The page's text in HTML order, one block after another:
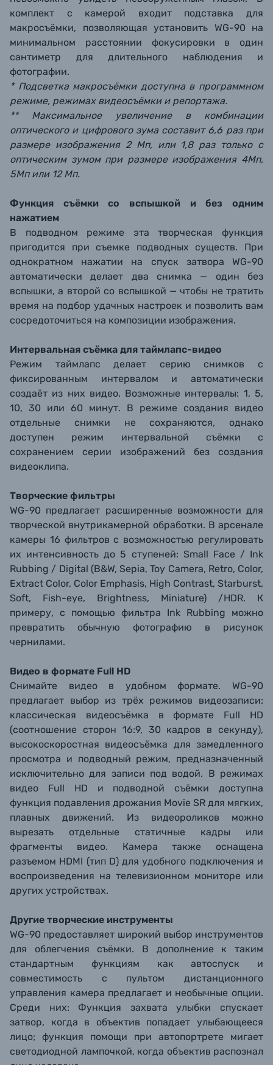
комплект с камерой входит подставка для
макросъёмки, позволяющая установить WG-90 на
минимальном расстоянии фокусировки в один
сантиметр для длительного наблюдения и
фотографии.
* Подсветка макросъёмки доступна в программном
режиме, режимах видеосъёмки и репортажа.
** Максимальное увеличение в комбинации
оптического и цифрового зума составит 6,6 раз при
размере изображения 2 Мп, или 1,8 раз только с
оптическим зумом при размере изображения 4Мп,
5Мп или 12 Мп.
Функция съёмки со вспышкой и без одним
нажатием
В подводном режиме эта творческая функция
пригодится при съемке подводных существ. При
однократном нажатии на спуск затвора WG-90
автоматически делает два снимка — один без
вспышки, а второй со вспышкой — чтобы не тратить
время на подбор удачных настроек и позволить вам
сосредоточиться на композиции изображения.
Интервальная съёмка для таймлапс-видео
Режим таймлапс делает серию снимков с
фиксированным интервалом и автоматически
создаёт из них видео. Возможные интервалы: 1, 5,
10, 30 или 60 минут. В режиме создания видео
отдельные снимки не сохраняются, однако
доступен режим интервальной съёмки с
сохранением серии изображений без создания
видеоклипа.
Творческие фильтры
WG-90 предлагает расширенные возможности для
творческой внутрикамерной обработки. В арсенале
камеры 16 фильтров с возможностью регулировать
их интенсивность до 5 ступеней: Small Face / Ink
Rubbing / Digital (B&W, Sepia, Toy Camera, Retro, Color,
Extract Color, Color Emphasis, High Contrast, Starburst,
Soft, Fish-eye, Brightness, Miniature) /HDR. К
примеру, с помощью фильтра Ink Rubbing можно
превратить обычную фотографию в рисунок
чернилами.
Видео в формате Full HD
Снимайте видео в удобном формате. WG-90
предлагает выбор из трёх режимов видеозаписи:
классическая видеосъёмка в формате Full HD
(соотношение сторон 16:9, 30 кадров в секунду),
высокоскоростная видеосъёмка для замедленного
просмотра и подводный режим, предназначенный
исключительно для записи под водой. В режимах
видео Full HD и подводной съёмки доступна
функция подавления дрожания Movie SR для мягких,
плавных движений. Из видеороликов можно
вырезать отдельные статичные кадры или
фрагменты видео. Камера также оснащена
разъемом HDMI (тип D) для удобного подключения и
воспроизведения на телевизионном мониторе или
других устройствах.
Другие творческие инструменты
WG-90 предоставляет широкий выбор инструментов
для облегчения съёмки. В дополнение к таким
стандартным функциям как автоспуск и
совместимость с пультом дистанционного
управления камера предлагает и необычные опции.
Среди них: Функция захвата улыбки спускает
затвор, когда в объектив попадает улыбающееся
лицо; функция помощи при автопортрете мигает
светодиодной лампочкой, когда объектив распознал